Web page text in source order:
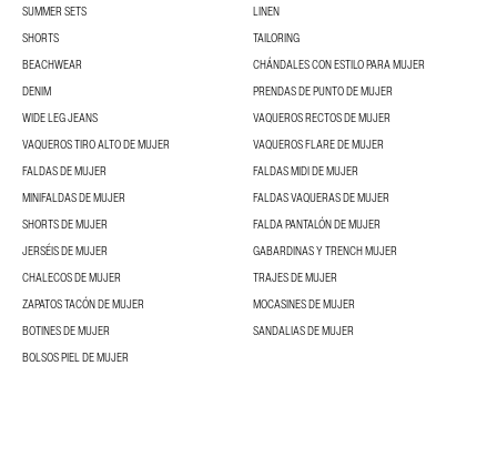
SUMMER SETS
LINEN
SHORTS
TAILORING
BEACHWEAR
CHÁNDALES CON ESTILO PARA MUJER
DENIM
PRENDAS DE PUNTO DE MUJER
WIDE LEG JEANS
VAQUEROS RECTOS DE MUJER
VAQUEROS TIRO ALTO DE MUJER
VAQUEROS FLARE DE MUJER
FALDAS DE MUJER
FALDAS MIDI DE MUJER
MINIFALDAS DE MUJER
FALDAS VAQUERAS DE MUJER
SHORTS DE MUJER
FALDA PANTALÓN DE MUJER
JERSÉIS DE MUJER
GABARDINAS Y TRENCH MUJER
CHALECOS DE MUJER
TRAJES DE MUJER
ZAPATOS TACÓN DE MUJER
MOCASINES DE MUJER
BOTINES DE MUJER
SANDALIAS DE MUJER
BOLSOS PIEL DE MUJER